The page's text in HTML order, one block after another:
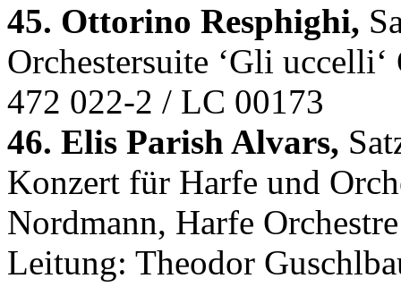
45. Ottorino Resphighi,
Orchestersuite ‘Gli
472 022-2 / LC 00173
46. Elis Parish Alvars,
Konzert für Harfe und
Nordmann, Harfe
Leitung: Theodor